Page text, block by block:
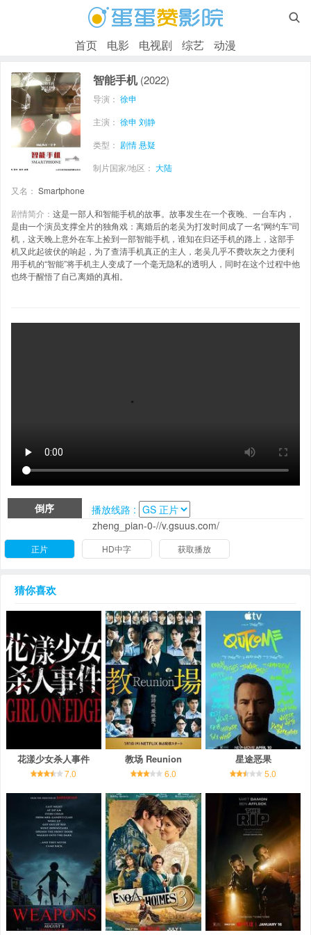

首页 电影 电视剧 综艺 动漫
智能手机 (2022)
导演： 徐申
主演： 徐申 刘静
类型： 剧情悬疑
制片国家/地区： 大陆
又名： Smartphone
剧情简介： 这是一部人和智能手机的故事。故事发生在一个夜晚、一台车内，
是由一个演员支撑全片的独角戏：离婚后的老吴为打发时间成了一名“网约车”司
机，这天晚上意外在车上捡到一部智能手机，谁知在归还手机的路上，这部手
机又此起彼伏的响起，为了查清手机真正的主人，老吴几乎不费吹灰之力便利
用手机的“智能”将手机主人变成了一个毫无隐私的透明人，同时在这个过程中他
也终于醒悟了自己离婚的真相。
倒序
播放线路 :
zheng_pian-0-//v.gsuus.com/
正片 HD中字 获取播放
猜你喜欢
花漾少女杀人事件
7.0
教场 Reunion
6.0
星途恶果
5.0